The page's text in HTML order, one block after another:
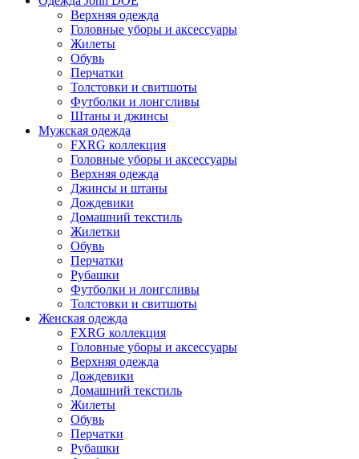
Верхняя одежда
Головные уборы и аксессуары
Жилеты
Обувь
Перчатки
Толстовки и свитшоты
Футболки и лонгсливы
Штаны и джинсы
Мужская одежда
FXRG коллекция
Головные уборы и аксессуары
Верхняя одежда
Джинсы и штаны
Дождевики
Домашний текстиль
Жилетки
Обувь
Перчатки
Рубашки
Футболки и лонгсливы
Толстовки и свитшоты
Женская одежда
FXRG коллекция
Головные уборы и аксессуары
Верхняя одежда
Дождевики
Домашний текстиль
Жилеты
Обувь
Перчатки
Рубашки